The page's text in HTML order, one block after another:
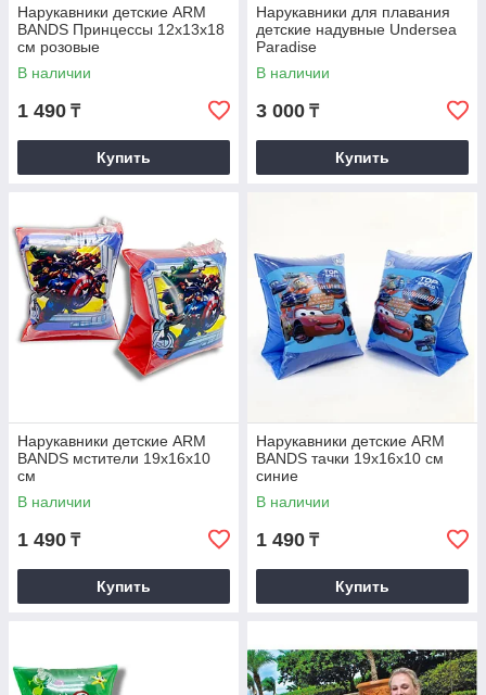
Нарукавники детские ARM
BANDS Принцессы 12х13х18
см розовые
В наличии
1 490 ₸
Купить
Нарукавники для плавания
детские надувные Undersea
Paradise
В наличии
3 000 ₸
Купить
Нарукавники детские ARM
BANDS мстители 19х16х10
см
В наличии
1 490 ₸
Купить
Нарукавники детские ARM
BANDS тачки 19х16х10 см
синие
В наличии
1 490 ₸
Купить